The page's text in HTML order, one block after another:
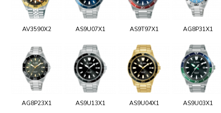
AV3590X2 AS9U07X1 AS9T97X1 AG8P31X1
AG8P23X1 AS9U13X1 AS9U04X1 AS9U03X1